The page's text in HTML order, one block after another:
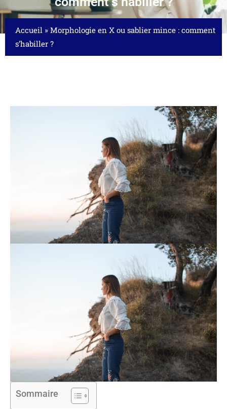
Accueil » Morphologie en X ou sablier mince : comment
s’habiller ?
Sommaire